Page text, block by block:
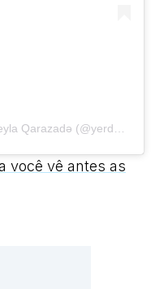
Uma publicação compartilhada por Leyla Qarazadə (@yerde_ulduzlar)
você vê antes as